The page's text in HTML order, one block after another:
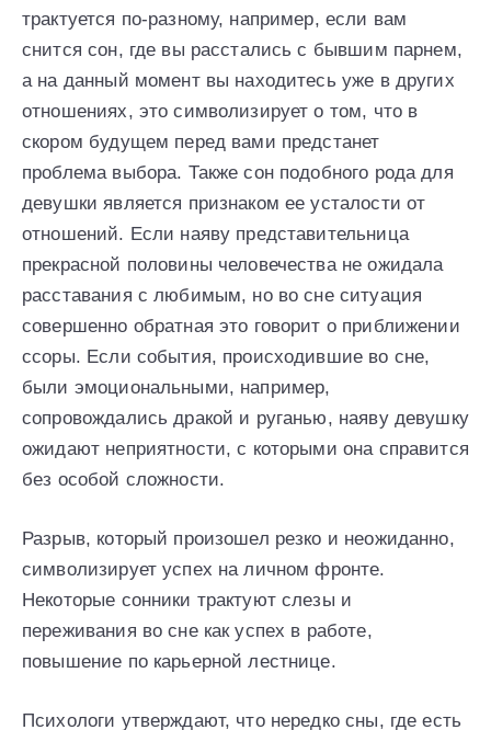
трактуется по-разному, например, если вам
снится сон, где вы расстались с бывшим парнем,
а на данный момент вы находитесь уже в других
отношениях, это символизирует о том, что в
скором будущем перед вами предстанет
проблема выбора. Также сон подобного рода для
девушки является признаком ее усталости от
отношений. Если наяву представительница
прекрасной половины человечества не ожидала
расставания с любимым, но во сне ситуация
совершенно обратная это говорит о приближении
ссоры. Если события, происходившие во сне,
были эмоциональными, например,
сопровождались дракой и руганью, наяву девушку
ожидают неприятности, с которыми она справится
без особой сложности.
Разрыв, который произошел резко и неожиданно,
символизирует успех на личном фронте.
Некоторые сонники трактуют слезы и
переживания во сне как успех в работе,
повышение по карьерной лестнице.
Психологи утверждают, что нередко сны, где есть